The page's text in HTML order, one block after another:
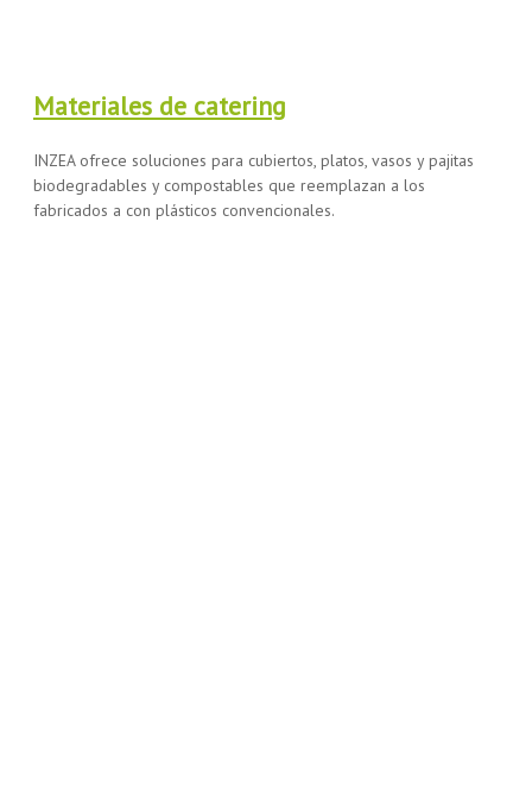
Materiales de catering
INZEA ofrece soluciones para cubiertos, platos, vasos y pajitas
biodegradables y compostables que reemplazan a los
fabricados a con plásticos convencionales.